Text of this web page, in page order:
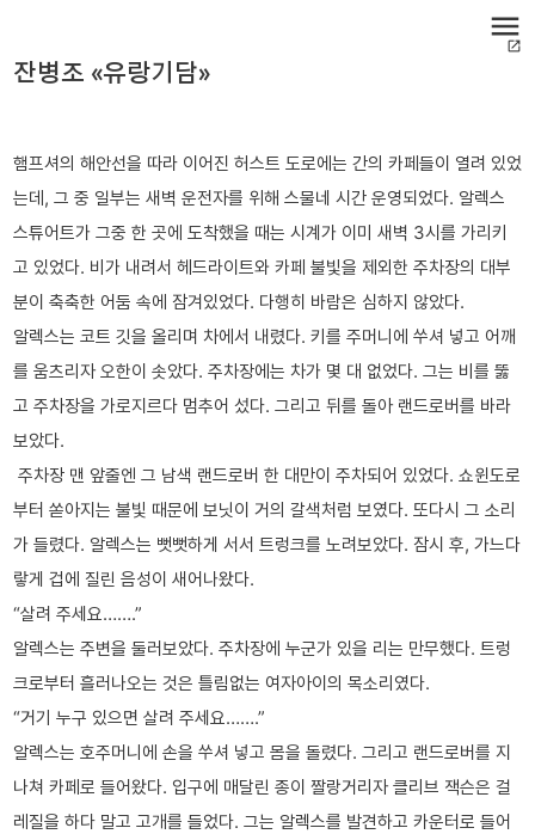
menu
open_in_new
잔병조 «유랑기담»
햄프셔의 해안선을 따라 이어진 허스트 도로에는 간의 카페들이 열려 있었
는데, 그 중 일부는 새벽 운전자를 위해 스물네 시간 운영되었다. 알렉스
스튜어트가 그중 한 곳에 도착했을 때는 시계가 이미 새벽 3시를 가리키
고 있었다. 비가 내려서 헤드라이트와 카페 불빛을 제외한 주차장의 대부
분이 축축한 어둠 속에 잠겨있었다. 다행히 바람은 심하지 않았다.
알렉스는 코트 깃을 올리며 차에서 내렸다. 키를 주머니에 쑤셔 넣고 어깨
를 움츠리자 오한이 솟았다. 주차장에는 차가 몇 대 없었다. 그는 비를 뚫
고 주차장을 가로지르다 멈추어 섰다. 그리고 뒤를 돌아 랜드로버를 바라
보았다.
주차장 맨 앞줄엔 그 남색 랜드로버 한 대만이 주차되어 있었다. 쇼윈도로
부터 쏟아지는 불빛 때문에 보닛이 거의 갈색처럼 보였다. 또다시 그 소리
가 들렸다. 알렉스는 뻣뻣하게 서서 트렁크를 노려보았다. 잠시 후, 가느다
랗게 겁에 질린 음성이 새어나왔다.
“살려 주세요…….”
알렉스는 주변을 둘러보았다. 주차장에 누군가 있을 리는 만무했다. 트렁
크로부터 흘러나오는 것은 틀림없는 여자아이의 목소리였다.
“거기 누구 있으면 살려 주세요…….”
알렉스는 호주머니에 손을 쑤셔 넣고 몸을 돌렸다. 그리고 랜드로버를 지
나쳐 카페로 들어왔다. 입구에 매달린 종이 짤랑거리자 클리브 잭슨은 걸
레질을 하다 말고 고개를 들었다. 그는 알렉스를 발견하고 카운터로 들어